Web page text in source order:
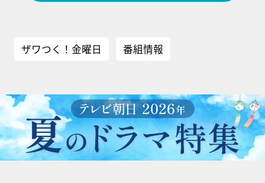
ザワつく！金曜日 番組情報